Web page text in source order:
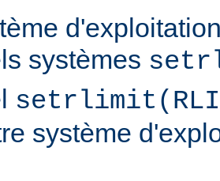
systèmes
système